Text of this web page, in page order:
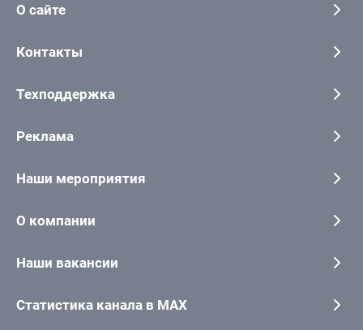
О сайте
Контакты
Техподдержка
Реклама
Наши мероприятия
О компании
Наши вакансии
Статистика канала в MAX